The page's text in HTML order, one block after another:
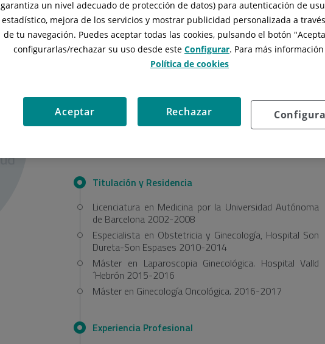
Dr. Mario
Ruiz Coll
Professional de
GINECOLOGIA I OBSTETRÍCIA
Titulación y Residencia
Licenciatura en Medicina por la Universidad Autónoma
de Barcelona 2002-2008
Especialista en Obstetricia y Ginecología, Hospital Son
Dureta-Son Espases 2010-2014
Máster en Laparoscopia Ginecológica. Hospital Valld
´Hebrón 2015-2016
Máster en Ginecología Oncológica. 2016-2017
Experiencia Profesional
garantiza un nivel adecuado de protección de datos) para autenticación de
estadístico, mejora de los servicios y mostrar publicidad personalizada a
de tu navegación. Puedes aceptar todas las cookies, pulsando el botón "
configurarlas/rechazar su uso desde este Configurar. Para más
Política de cookies
Rechazar
Aceptar